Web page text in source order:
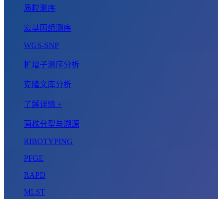
质粒测序
宏基因组测序
WGS-SNP
扩增子测序分析
克隆文库分析
了解详情 +
菌株分型与溯源
RIBOTYPING
PFGE
RAPD
MLST